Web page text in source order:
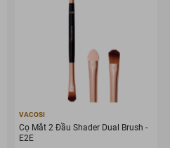
VACOSI
Cọ Mắt 2 Đầu Shader Dual Brush -
E2E